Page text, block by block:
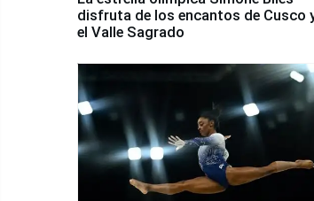
disfruta de los encantos de Cusco
el Valle Sagrado